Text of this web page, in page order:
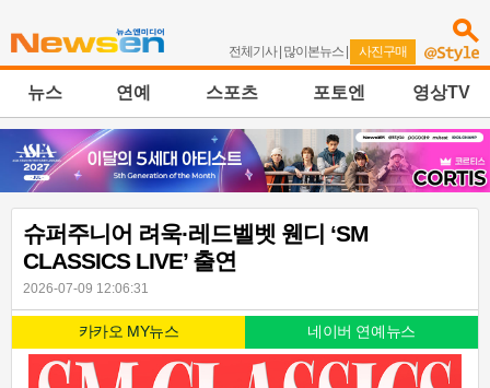
전체기사| 많이본뉴스 | 사진구매
뉴스 연예 스포츠 포토엔 영상TV
슈퍼주니어 려욱·레드벨벳 웬디 ‘SM
CLASSICS LIVE’ 출연
2026-07-09 12:06:31
카카오 MY뉴스 네이버 연예뉴스